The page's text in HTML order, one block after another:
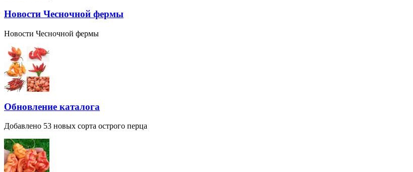
Новости Чесночной фермы
Новости Чесночной фермы
Обновление каталога
Добавлено 53 новых сорта острого перца